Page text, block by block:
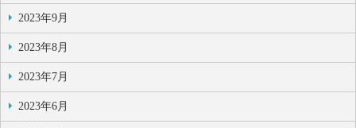
2023年9月
2023年8月
2023年7月
2023年6月